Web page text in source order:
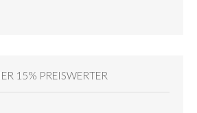
15% PREISWERTER